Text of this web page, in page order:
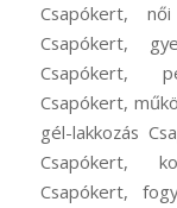
Csapókert,
Csapókert,
Csapókert,
Csapókert,
gél-lakkozás
Csapókert,
Csapókert,